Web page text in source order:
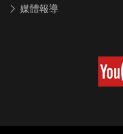
媒體報導